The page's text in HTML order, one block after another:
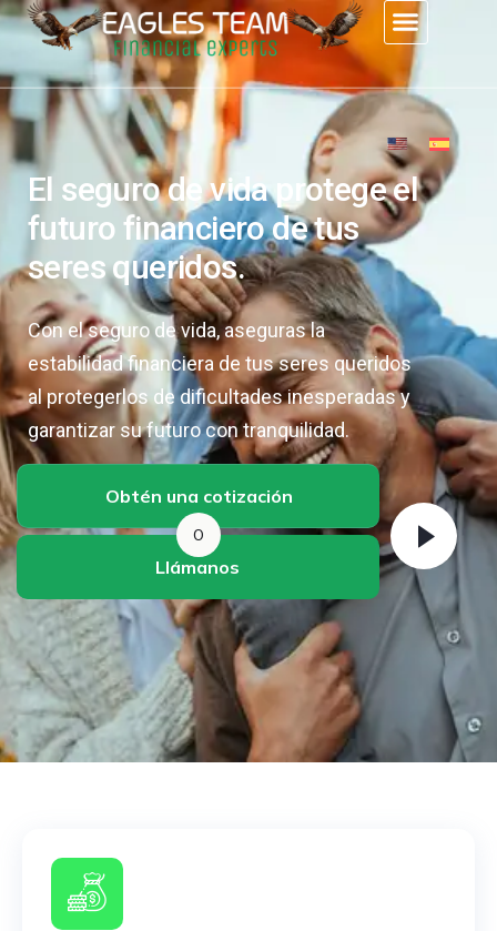
El seguro de vida protege el
futuro financiero de tus
seres queridos.
Con el seguro de vida, aseguras la
estabilidad financiera de tus seres queridos
al protegerlos de dificultades inesperadas y
garantizar su futuro con tranquilidad.
Obtén una cotización
O
Llámanos